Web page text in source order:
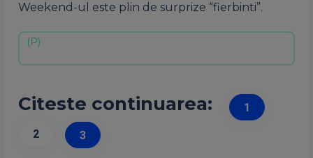
Weekend-ul este plin de surprize “fierbinti”.
Citeste continuarea:
1
2
3